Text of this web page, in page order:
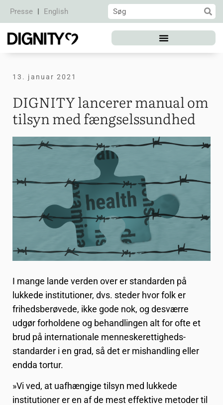
Presse English
13. januar 2021
DIGNITY lancerer manual om
tilsyn med fængselssundhed
I mange lande verden over er standarden på
lukkede institutioner, dvs. steder hvor folk er
frihedsberøvede, ikke gode nok, og desværre
udgør forholdene og behandlingen alt for ofte et
brud på internationale menneskerettigheds-
standarder i en grad, så det er mishandling eller
endda tortur.
»Vi ved, at uafhængige tilsyn med lukkede
institutioner er en af de mest effektive metoder til